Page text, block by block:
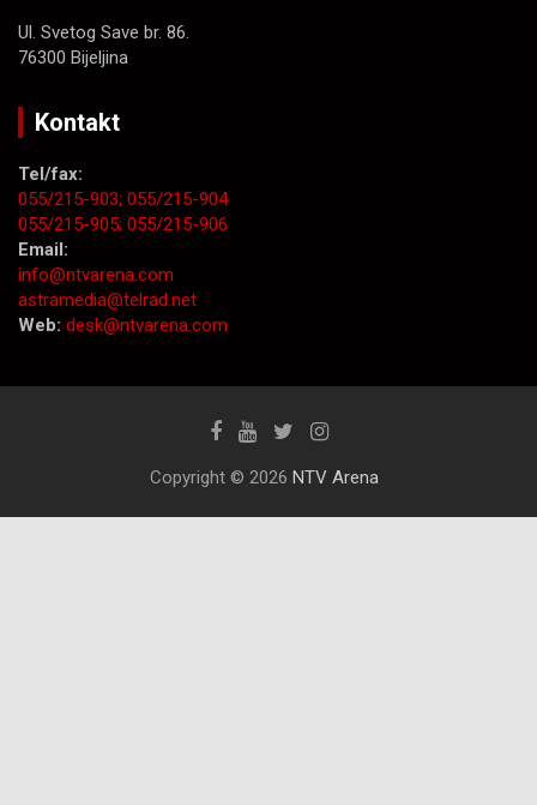
Ul. Svetog Save br. 86.
76300 Bijeljina
Kontakt
Tel/fax:
055/215-903; 055/215-904
055/215-905; 055/215-906
Email:
info@ntvarena.com
astramedia@telrad.net
Web: desk@ntvarena.com
Copyright © 2026 NTV Arena